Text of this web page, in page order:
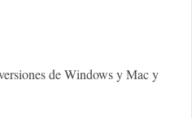
de Windows y Mac y